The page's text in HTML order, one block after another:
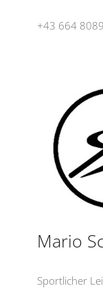
+43 664
Mario
Sportlicher